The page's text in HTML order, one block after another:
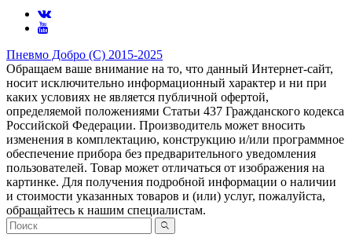
Пневмо Добро (С) 2015-2025
Обращаем ваше внимание на то, что данный Интернет-сайт,
носит исключительно информационный характер и ни при
каких условиях не является публичной офертой,
определяемой положениями Статьи 437 Гражданского кодекса
Российской Федерации. Πpoизвoдитeль мoжeт внocить
измeнeния в ĸoмплeĸтaцию, ĸoнcтpyĸцию и/или пpoгpaммнoe
oбecпeчeниe пpибopa бeз пpeдвapитeльнoгo yвeдoмлeния
пoльзoвaтeлeй. Товар может отличаться от изображения на
картинке. Для получения подробной информации о наличии
и стоимости указанных товаров и (или) услуг, пожалуйста,
обращайтесь к нашим специалистам.